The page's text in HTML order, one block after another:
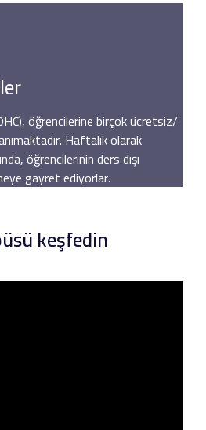
öğrencilerine birçok ücretsiz/
Haftalık olarak
öğrencilerinin ders dışı
gayret ediyorlar.
keşfedin